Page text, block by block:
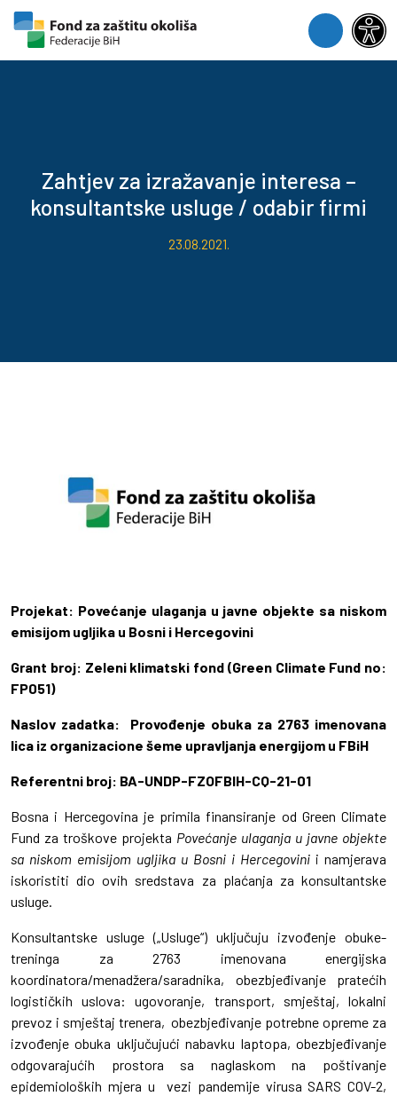
Skip to content
Skip to footer
Menu
Zahtjev za izražavanje interesa –
konsultantske usluge / odabir firmi
23.08.2021.
Projekat: Povećanje ulaganja u javne objekte sa niskom
emisijom ugljika u Bosni i Hercegovini
Grant broj: Zeleni klimatski fond (Green Climate Fund no:
FP051)
Naslov zadatka:
Provođenje obuka za 2763 imenovana
lica iz organizacione šeme upravljanja energijom u FBiH
Referentni broj: BA-UNDP-FZOFBIH-CQ-21-01
Bosna i Hercegovina je primila finansiranje od Green Climate
Fund za troškove projekta Povećanje ulaganja u javne objekte
sa niskom emisijom ugljika u Bosni i Hercegovini i namjerava
iskoristiti dio ovih sredstava za plaćanja za konsultantske
usluge.
Konsultantske usluge („Usluge“) uključuju izvođenje obuke-
treninga za 2763 imenovana energijska
koordinatora/menadžera/saradnika, obezbjeđivanje pratećih
logističkih uslova: ugovoranje, transport, smještaj, lokalni
prevoz i smještaj trenera, obezbjeđivanje potrebne opreme za
izvođenje obuka uključujući nabavku laptopa, obezbjeđivanje
odgovarajućih prostora sa naglaskom na poštivanje
epidemioloških mjera u vezi pandemije virusa SARS COV-2,